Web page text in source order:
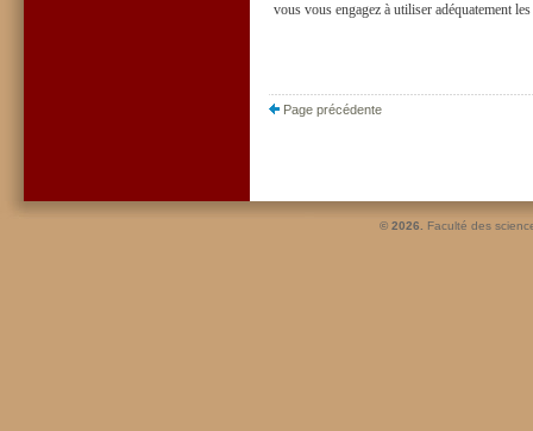
vous vous engagez à utiliser adéquatement
Page précédente
© 2026. Faculté des